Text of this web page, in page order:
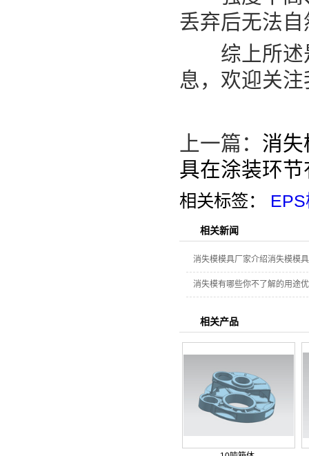
丢弃后无法
综上所述是
息，欢迎关
上一篇： 消失
具在涂装环
相关标签：
相关新闻
消失模模具厂家介绍消失模模
消失模有哪些你不了解的用途
相关产品